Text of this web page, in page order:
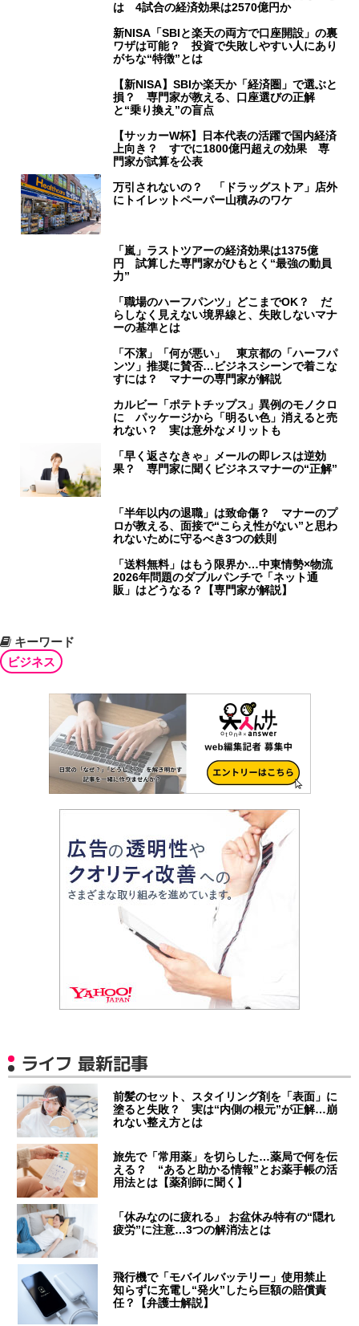
は 4試合の経済効果は2570億円か
新NISA「SBIと楽天の両方で口座開設」の裏
ワザは可能？ 投資で失敗しやすい人にあり
がちな“特徴”とは
【新NISA】SBIか楽天か「経済圏」で選ぶと
損？ 専門家が教える、口座選びの正解
と“乗り換え”の盲点
【サッカーW杯】日本代表の活躍で国内経済
上向き？ すでに1800億円超えの効果 専
門家が試算を公表
万引されないの？ 「ドラッグストア」店外
にトイレットペーパー山積みのワケ
「嵐」ラストツアーの経済効果は1375億
円 試算した専門家がひもとく“最強の動員
力”
「職場のハーフパンツ」どこまでOK？ だ
らしなく見えない境界線と、失敗しないマナ
ーの基準とは
「不潔」「何が悪い」 東京都の「ハーフパ
ンツ」推奨に賛否…ビジネスシーンで着こな
すには？ マナーの専門家が解説
カルビー「ポテトチップス」異例のモノクロ
に パッケージから「明るい色」消えると売
れない？ 実は意外なメリットも
「早く返さなきゃ」メールの即レスは逆効
果？ 専門家に聞くビジネスマナーの“正解”
「半年以内の退職」は致命傷？ マナーのプ
ロが教える、面接で“こらえ性がない”と思わ
れないために守るべき3つの鉄則
「送料無料」はもう限界か…中東情勢×物流
2026年問題のダブルパンチで「ネット通
販」はどうなる？【専門家が解説】
キーワード
ビジネス
ライフ 最新記事
前髪のセット、スタイリング剤を「表面」に
塗ると失敗？ 実は“内側の根元”が正解…崩
れない整え方とは
旅先で「常用薬」を切らした…薬局で何を伝
える？ “あると助かる情報”とお薬手帳の活
用法とは【薬剤師に聞く】
「休みなのに疲れる」 お盆休み特有の“隠れ
疲労”に注意…3つの解消法とは
飛行機で「モバイルバッテリー」使用禁止
知らずに充電し“発火”したら巨額の賠償責
任？【弁護士解説】